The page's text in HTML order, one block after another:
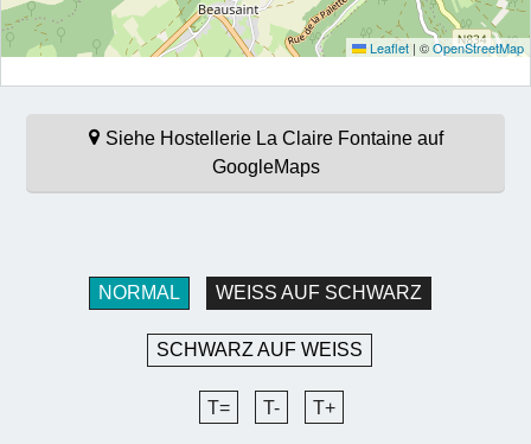
Leaflet | ©OpenStreetMap
Siehe Hostellerie La Claire Fontaine auf
GoogleMaps
NORMAL WEISS AUF SCHWARZ
SCHWARZ AUF WEISS
T= T- T+